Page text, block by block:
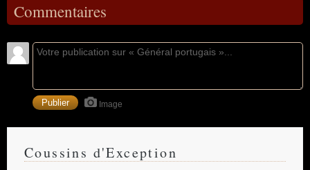
Commentaires
Image
Coussins d'Exception